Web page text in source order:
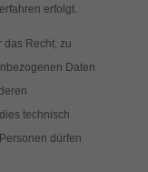
erfolgt.
das Recht, zu
Daten
technisch
dürfen